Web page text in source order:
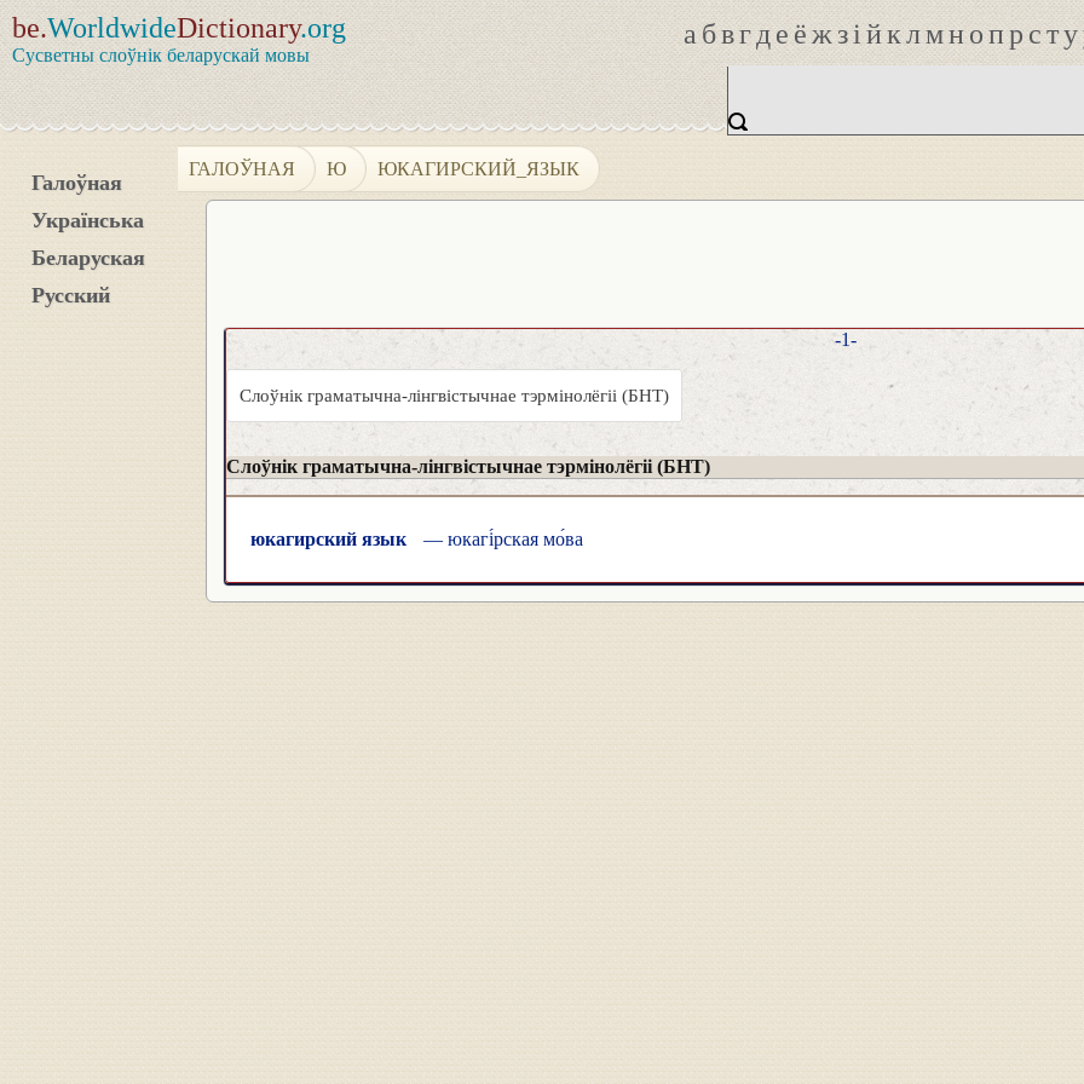
be.WorldwideDictionary.org
Сусветны слоўнік беларускай мовы
абвгдеёжзійклмнопрсту
Галоўная
Українська
Беларуская
Русский
ГАЛОЎНАЯ Ю ЮКАГИРСКИЙ_ЯЗЫК
-1-
Слоўнік граматычна-лінгвістычнае тэрмінолёгіі (БНТ)
Слоўнік граматычна-лінгвістычнае тэрмінолёгіі (БНТ)
юкагирский язык — юкагі́рская мо́ва